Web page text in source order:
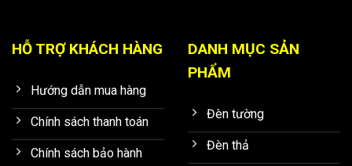
HỖ TRỢ KHÁCH HÀNG
Hướng dẫn mua hàng
Chính sách thanh toán
Chính sách bảo hành
DANH MỤC SẢN
PHẨM
Đèn tường
Đèn thả